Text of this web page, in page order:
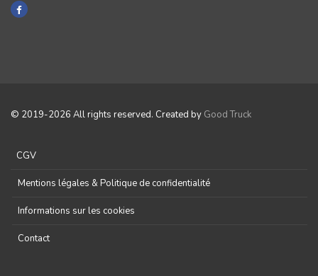
© 2019-2026 All rights reserved. Created by Good Truck
CGV
Mentions légales & Politique de confidentialité
Informations sur les cookies
Contact